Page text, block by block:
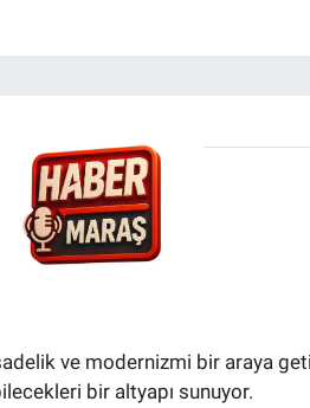
ve modernizmi bir araya
bir altyapı sunuyor.